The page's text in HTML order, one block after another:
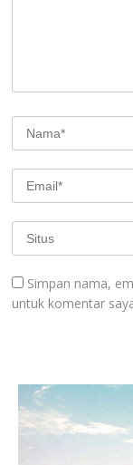
Simpan nama,
untuk komentar